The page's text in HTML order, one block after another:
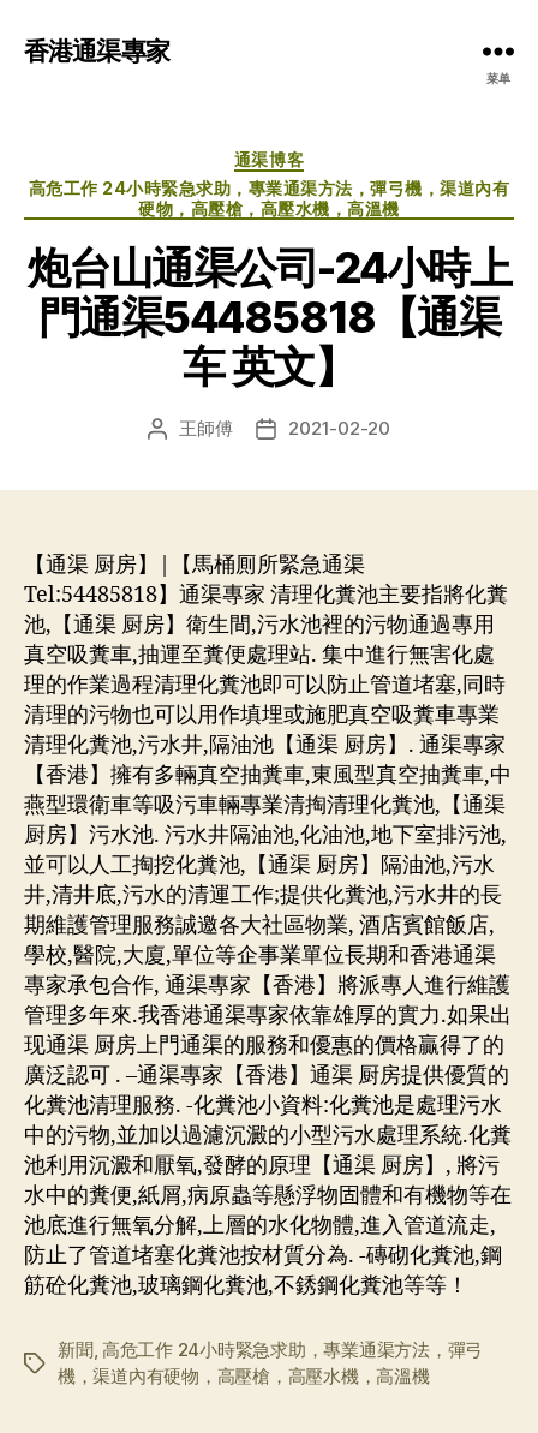
香港通渠專家
菜单
分
类
通渠博客
高危工作 24小時緊急求助，專業通渠方法，彈弓機，渠道內有
硬物，高壓槍，高壓水機，高溫機
炮台山通渠公司-24小時上
門通渠54485818【通渠
车 英文】
文 王師傅
发 2021-02-20
【通渠 厨房】|【馬桶厠所緊急通渠
Tel:54485818】通渠專家 清理化糞池主要指將化糞
池,【通渠 厨房】衛生間,污水池裡的污物通過專用
真空吸糞車,抽運至糞便處理站. 集中進行無害化處
理的作業過程清理化糞池即可以防止管道堵塞,同時
清理的污物也可以用作填埋或施肥真空吸糞車專業
清理化糞池,污水井,隔油池【通渠 厨房】. 通渠專家
【香港】擁有多輛真空抽糞車,東風型真空抽糞車,中
燕型環衛車等吸污車輛專業清掏清理化糞池,【通渠
厨房】污水池. 污水井隔油池,化油池,地下室排污池,
並可以人工掏挖化糞池,【通渠 厨房】隔油池,污水
井,清井底,污水的清運工作;提供化糞池,污水井的長
期維護管理服務誠邀各大社區物業, 酒店賓館飯店,
學校,醫院,大廈,單位等企事業單位長期和香港通渠
專家承包合作, 通渠專家【香港】將派專人進行維護
管理多年來.我香港通渠專家依靠雄厚的實力.如果出
现通渠 厨房上門通渠的服務和優惠的價格贏得了的
廣泛認可 . –通渠專家【香港】通渠 厨房提供優質的
化糞池清理服務. -化糞池小資料:化糞池是處理污水
中的污物,並加以過濾沉澱的小型污水處理系統.化糞
池利用沉澱和厭氧,發酵的原理【通渠 厨房】, 將污
水中的糞便,紙屑,病原蟲等懸浮物固體和有機物等在
池底進行無氧分解,上層的水化物體,進入管道流走,
防止了管道堵塞化糞池按材質分為. -磚砌化糞池,鋼
筋砼化糞池,玻璃鋼化糞池,不銹鋼化糞池等等！
标
新聞, 高危工作 24小時緊急求助，專業通渠方法，彈弓
機，渠道內有硬物，高壓槍，高壓水機，高溫機